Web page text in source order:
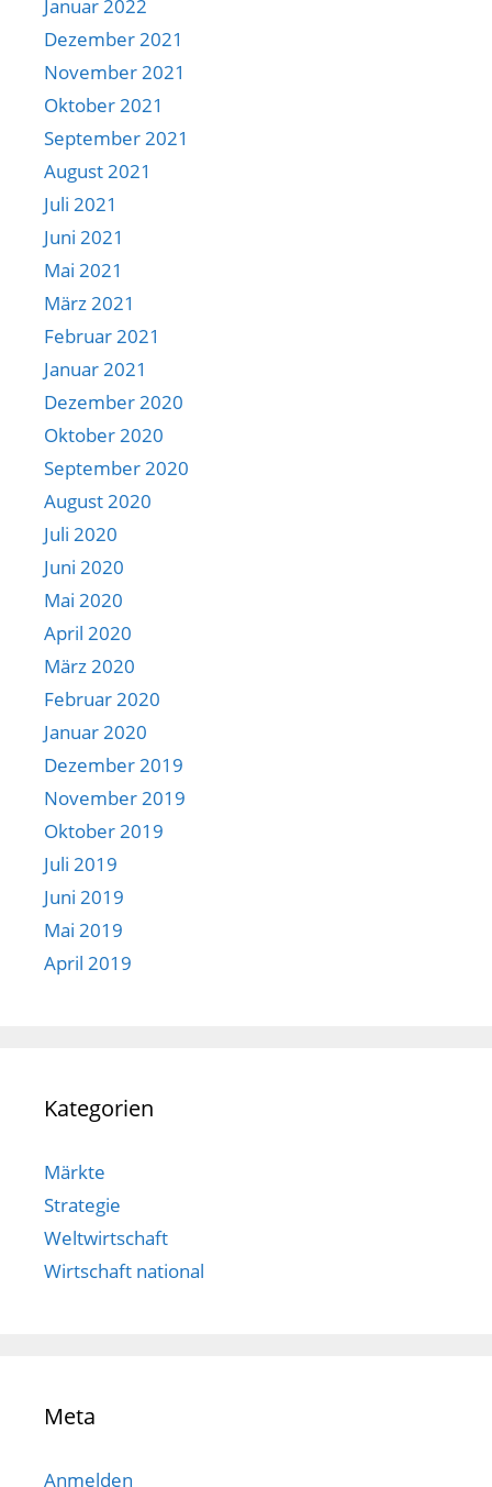
Januar 2022
Dezember 2021
November 2021
Oktober 2021
September 2021
August 2021
Juli 2021
Juni 2021
Mai 2021
März 2021
Februar 2021
Januar 2021
Dezember 2020
Oktober 2020
September 2020
August 2020
Juli 2020
Juni 2020
Mai 2020
April 2020
März 2020
Februar 2020
Januar 2020
Dezember 2019
November 2019
Oktober 2019
Juli 2019
Juni 2019
Mai 2019
April 2019
Kategorien
Märkte
Strategie
Weltwirtschaft
Wirtschaft national
Meta
Anmelden